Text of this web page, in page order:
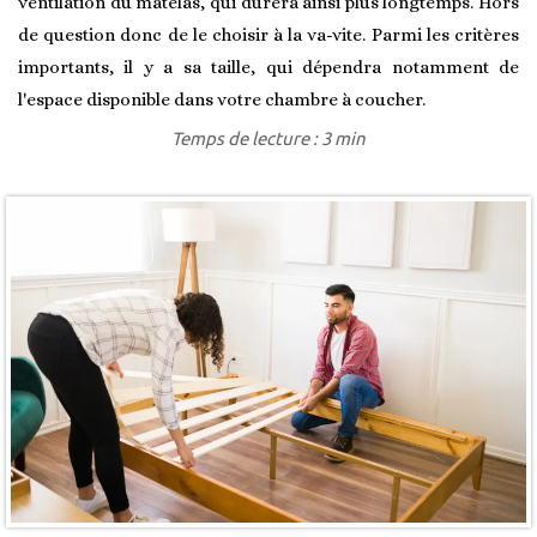
de question donc de le choisir à la va-vite. Parmi les critères
importants, il y a sa taille, qui dépendra notamment de
l'espace disponible dans votre chambre à coucher.
Temps de lecture : 3 min